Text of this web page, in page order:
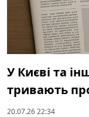
У Києві та
тривають
20.07.26 22:34